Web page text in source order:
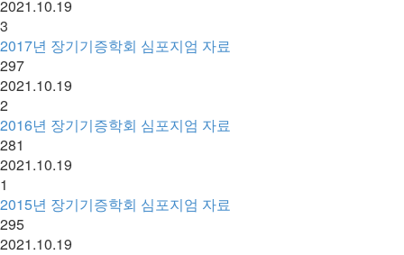
2021.10.19
3
2017년 장기기증학회 심포지엄 자료
297
2021.10.19
2
2016년 장기기증학회 심포지엄 자료
281
2021.10.19
1
2015년 장기기증학회 심포지엄 자료
295
2021.10.19